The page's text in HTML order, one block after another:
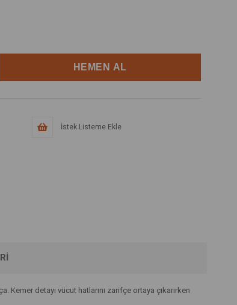
İstek Listeme Ekle
detayı vücut hatlarını zarifçe ortaya çıkarırken